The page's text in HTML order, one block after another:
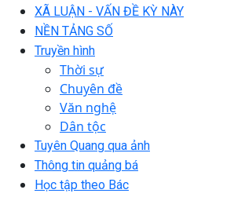
XÃ LUẬN - VẤN ĐỀ KỲ NÀY
NỀN TẢNG SỐ
Truyền hình
Thời sự
Chuyên đề
Văn nghệ
Dân tộc
Tuyên Quang qua ảnh
Thông tin quảng bá
Học tập theo Bác